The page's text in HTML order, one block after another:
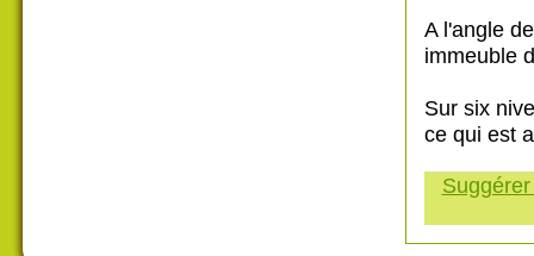
A l'angle
immeuble
Sur six
ce qui est